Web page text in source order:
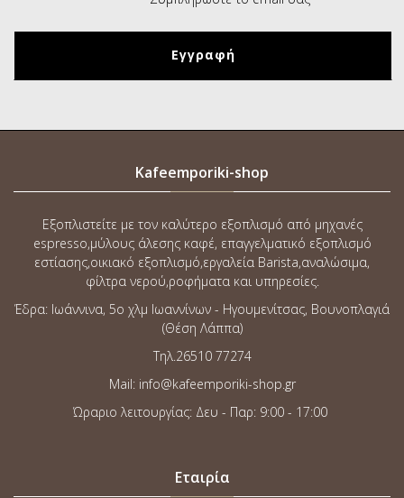
Kafeemporiki-shop
Εξοπλιστείτε με τον καλύτερο εξοπλισμό από μηχανές
espresso,μύλους άλεσης καφέ, επαγγελματικό εξοπλισμό
εστίασης,οικιακό εξοπλισμό,εργαλεία Barista,αναλώσιμα,
φίλτρα νερού,ροφήματα και υπηρεσίες.
Έδρα: Ιωάννινα, 5o χλμ Ιωαννίνων - Ηγουμενίτσας, Βουνοπλαγιά
(Θέση Λάππα)
Τηλ.26510 77274
Mail: info@kafeemporiki-shop.gr
Ώραριο λειτουργίας: Δευ - Παρ: 9:00 - 17:00
Εταιρία